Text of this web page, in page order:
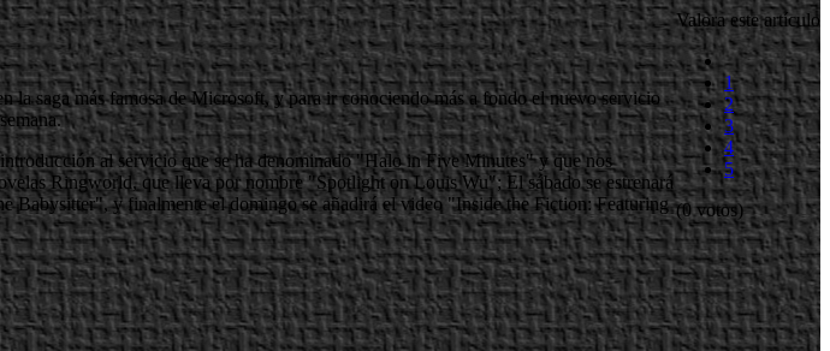
Valora este artículo
1
2
3
4
5
(0 votos)
saga más famosa de Microsoft, y para ir conociendo más a fondo el nuevo servicio
al servicio que se ha denominado "Halo in Five Minutes" y que nos
Ringworld, que lleva por nombre "Spotlight on Louis Wu"; El sábado se estrenará
Babysitter", y finalmente el domingo se añadirá el video "Inside the Fiction: Featuring